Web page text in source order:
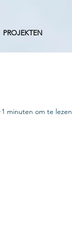
1 minuten om te lezen
PROJEKTEN